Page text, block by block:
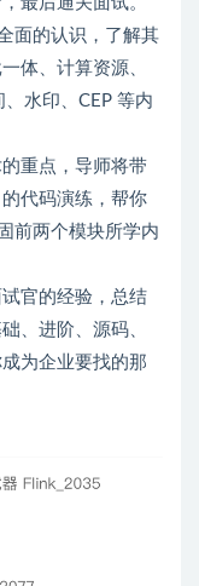
面的认识，了解其
体、计算资源、
水印、CEP 等内
重点，导师将带
代码演练，帮你
前两个模块所学内
官的经验，总结
、进阶、源码、
为企业要找的那